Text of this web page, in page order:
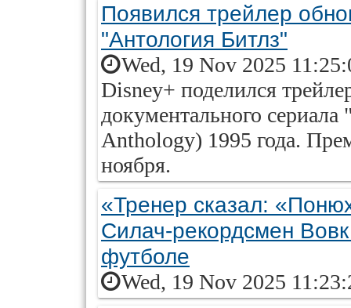
Появился трейлер
"Антология Битлз"
Wed, 19 Nov 2025
Disney+ поделился
документального
Anthology) 1995 года.
ноября.
«Тренер сказал:
Силач-рекордсмен
футболе
Wed, 19 Nov 2025